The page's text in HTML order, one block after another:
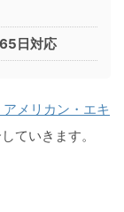
日対応
メリカン・エキ
ていきます。